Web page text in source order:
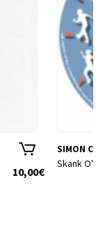
10,00€
SIMON
Skank